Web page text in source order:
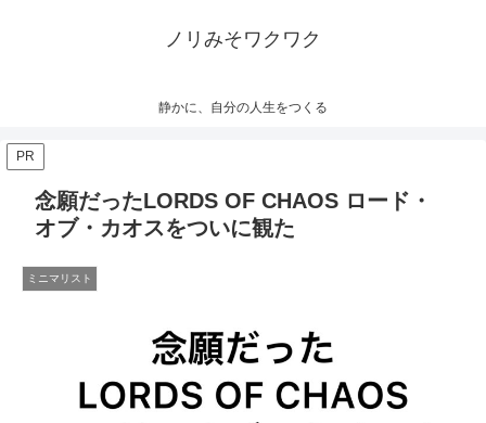
ノリみそワクワク
静かに、自分の人生をつくる
PR
念願だったLORDS OF CHAOS ロード・
オブ・カオスをついに観た
ミニマリスト